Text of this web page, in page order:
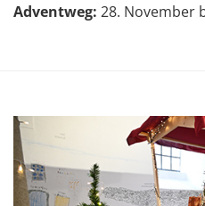
Adventweg: 28. November